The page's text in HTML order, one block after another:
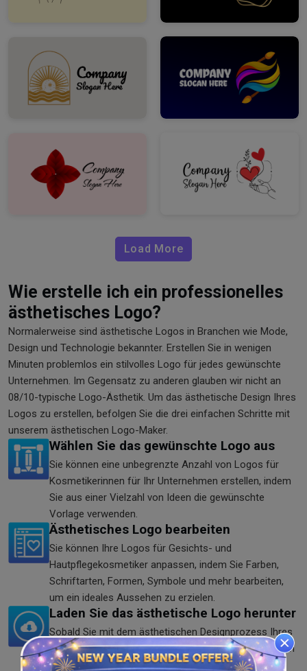
Load More
Wie erstelle ich ein professionelles
ästhetisches Logo?
Normalerweise sind ästhetische Logos in Branchen wie Mode,
Design und Technologie bekannter. Erstellen Sie in wenigen
Minuten problemlos ein stilvolles Logo für jedes gewünschte
Unternehmen. Im Gegensatz zu anderen glauben wir nicht an
08/10-typische Logo-Ästhetik. Um das ästhetische Design Ihres
Logos zu erstellen, befolgen Sie die drei einfachen Schritte mit
unserem ästhetischen Logo-Maker.
Wählen Sie das gewünschte Logo aus
Sie können eine unbegrenzte Anzahl von Logos für
Kosmetikerinnen für Ihr Unternehmen erstellen, indem
Sie aus einer Vielzahl von Ideen die gewünschte
Vorlage verwenden.
Ästhetisches Logo bearbeiten
Sie können Ihre Logos für Gesichts- und
Hautpflegekosmetiker anpassen, indem Sie Farben,
Schriftarten, Formen, Symbole und mehr bearbeiten,
um ein ideales Aussehen zu erzielen.
Laden Sie das ästhetische Logo herunter
Sobald Sie mit dem ästhetischen Designprozess Ihres
Logos fertig sind, können Sie es mit dem ästhetischen
Logo-Maker in den Formaten SVG, JPG und PNG